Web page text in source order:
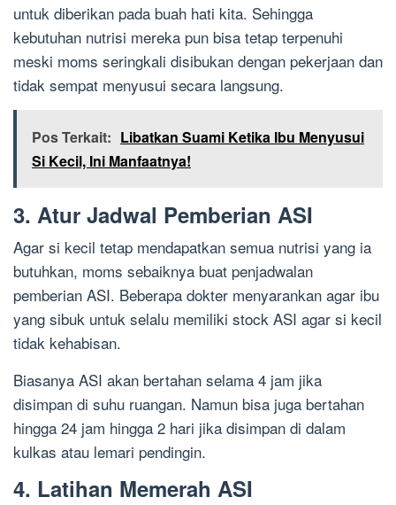
untuk diberikan pada buah hati kita. Sehingga
kebutuhan nutrisi mereka pun bisa tetap terpenuhi
meski moms seringkali disibukan dengan pekerjaan dan
tidak sempat menyusui secara langsung.
Pos Terkait: Libatkan Suami Ketika Ibu Menyusui
Si Kecil, Ini Manfaatnya!
3. Atur Jadwal Pemberian ASI
Agar si kecil tetap mendapatkan semua nutrisi yang ia
butuhkan, moms sebaiknya buat penjadwalan
pemberian ASI. Beberapa dokter menyarankan agar ibu
yang sibuk untuk selalu memiliki stock ASI agar si kecil
tidak kehabisan.
Biasanya ASI akan bertahan selama 4 jam jika
disimpan di suhu ruangan. Namun bisa juga bertahan
hingga 24 jam hingga 2 hari jika disimpan di dalam
kulkas atau lemari pendingin.
4. Latihan Memerah ASI